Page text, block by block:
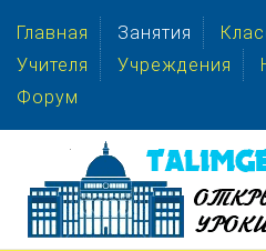
Главная Занятия
Учителя
Учреждения
Форум
.